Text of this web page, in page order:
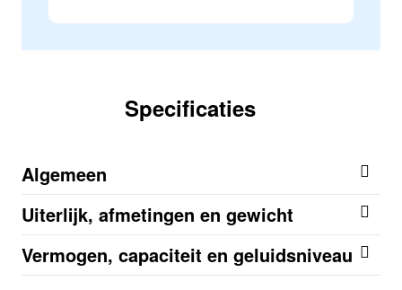
Specificaties
Algemeen
Uiterlijk, afmetingen en gewicht
Vermogen, capaciteit en geluidsniveau